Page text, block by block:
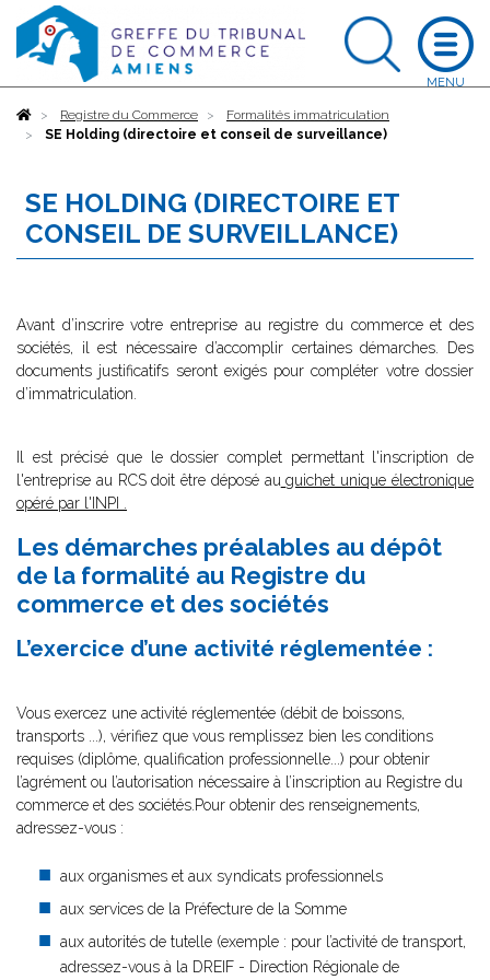
AccueilRegistre du Commerce
Formalités immatriculation
SE Holding (directoire et conseil de surveillance)
SE HOLDING (DIRECTOIRE ET
CONSEIL DE SURVEILLANCE)
Avant d’inscrire votre entreprise au registre du commerce et des
sociétés, il est nécessaire d’accomplir certaines démarches. Des
documents justificatifs seront exigés pour compléter votre dossier
d’immatriculation.
Il est précisé que le dossier complet permettant l'inscription de
l'entreprise au RCS doit être déposé au guichet unique électronique
opéré par l'INPI
Les démarches préalables au dépôt
de la formalité au Registre du
commerce et des sociétés
L’exercice d’une activité réglementée :
Vous exercez une activité réglementée (débit de boissons,
transports ...), vérifiez que vous remplissez bien les conditions
requises (diplôme, qualification professionnelle...) pour obtenir
l’agrément ou l’autorisation nécessaire à l’inscription au Registre du
commerce et des sociétés.Pour obtenir des renseignements,
adressez-vous :
aux organismes et aux syndicats professionnels
aux services de la Préfecture de la Somme
aux autorités de tutelle (exemple : pour l’activité de transport,
adressez-vous à la DREIF - Direction Régionale de